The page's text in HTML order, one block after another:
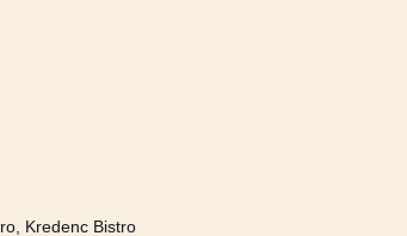
Kredenc Bistro